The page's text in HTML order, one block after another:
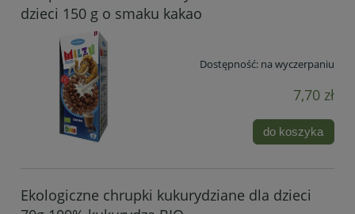
dzieci 150 g o smaku kakao
Dostępność: na wyczerpaniu
7,70 zł
do koszyka
Ekologiczne chrupki kukurydziane dla dzieci